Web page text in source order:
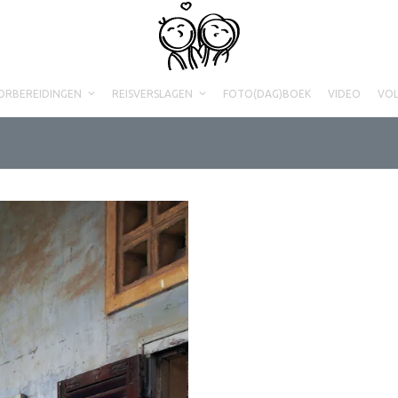
REISVERSLAGEN FOTO(DAG)BOEK VIDEO